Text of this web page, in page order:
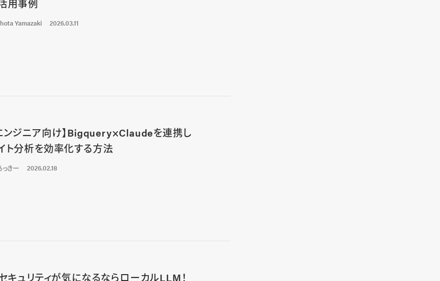
用事例
Yamazaki 2026.03.11
ンジニア向け】Bigquery×Claudeを連携し
ト分析を効率化する方法
っきー 2026.02.18
キュリティが気になるならローカルLLM！